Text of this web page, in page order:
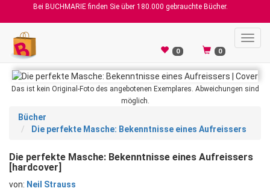
Bei BUCHMARIE finden Sie über 180.000 gebrauchte Bücher.
0 0
Das ist kein Original-Foto des angebotenen Exemplares. Abweichungen sind
möglich.
Bücher
Die perfekte Masche: Bekenntnisse eines Aufreissers
Die perfekte Masche: Bekenntnisse eines Aufreissers
[hardcover]
von: Neil Strauss